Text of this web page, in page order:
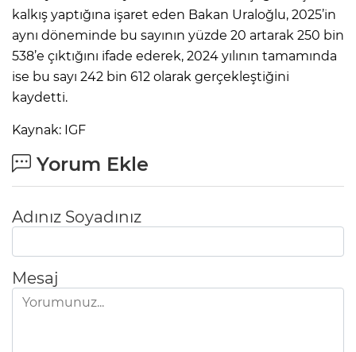
kalkış yaptığına işaret eden Bakan Uraloğlu, 2025’in
aynı döneminde bu sayının yüzde 20 artarak 250 bin
538’e çıktığını ifade ederek, 2024 yılının tamamında
ise bu sayı 242 bin 612 olarak gerçekleştiğini
kaydetti.
Kaynak: IGF
Yorum Ekle
Adınız Soyadınız
Mesaj